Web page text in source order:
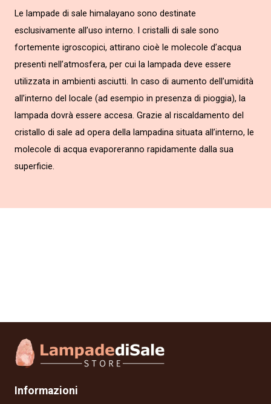
Le lampade di sale himalayano sono destinate
esclusivamente all’uso interno. I cristalli di sale sono
fortemente igroscopici, attirano cioè le molecole d’acqua
presenti nell’atmosfera, per cui la lampada deve essere
utilizzata in ambienti asciutti. In caso di aumento dell’umidità
all’interno del locale (ad esempio in presenza di pioggia), la
lampada dovrà essere accesa. Grazie al riscaldamento del
cristallo di sale ad opera della lampadina situata all’interno, le
molecole di acqua evaporeranno rapidamente dalla sua
superficie.
Informazioni